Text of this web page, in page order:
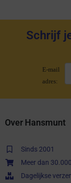
Schrijf
E-mail
adres:
Over Hansmunt
Sinds 2001
Meer dan
Dagelijkse